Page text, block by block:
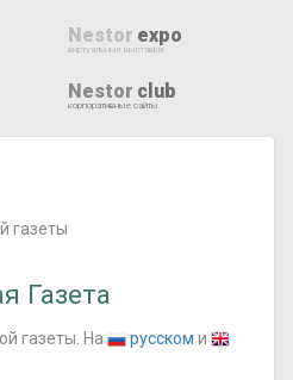
Nestor expo
виртуальные выставки
Nestor club
корпоративные сайты
газеты
Газета
газеты. На русском и